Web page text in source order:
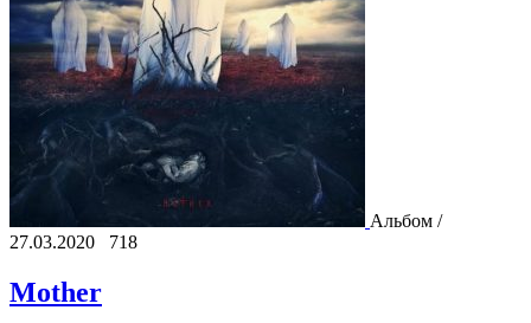
Альбом /
27.03.2020
718
Mother